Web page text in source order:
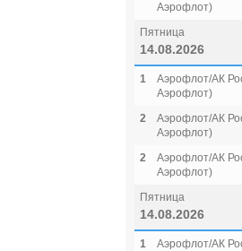
Аэрофлот)
Пятница
14.08.2026
1
Аэрофлот/АК
Аэрофлот)
2
Аэрофлот/АК
Аэрофлот)
2
Аэрофлот/АК
Аэрофлот)
Пятница
14.08.2026
1
Аэрофлот/АК